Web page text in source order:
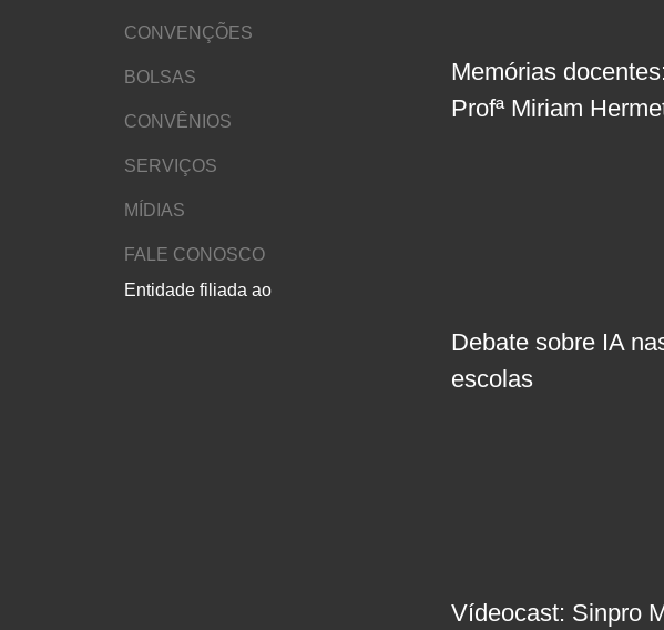
CONVENÇÕES
BOLSAS
CONVÊNIOS
SERVIÇOS
MÍDIAS
FALE CONOSCO
Entidade filiada ao
Memórias docentes:
Profª Miriam
Debate sobre IA
escolas
Vídeocast: Sinpro